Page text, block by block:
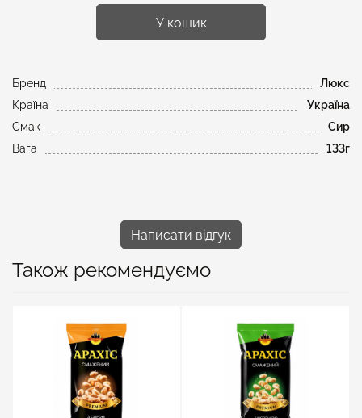
У кошик
Бренд
Люкс
Країна
Україна
Смак
Сир
Вага
133г
Написати відгук
Також рекомендуємо